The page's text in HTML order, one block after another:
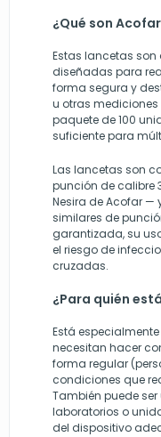
¿Qué son
Estas lancetas son
diseñadas para
forma segura y
u otras mediciones
paquete de 100
suficiente para
Las lancetas son
punción de calibre
Nesira de Acofar —
similares de
garantizada, su
el riesgo de
cruzadas.
¿Para quién
Está
necesitan hacer
forma regular
condiciones que
También puede
laboratorios o
del dispositivo